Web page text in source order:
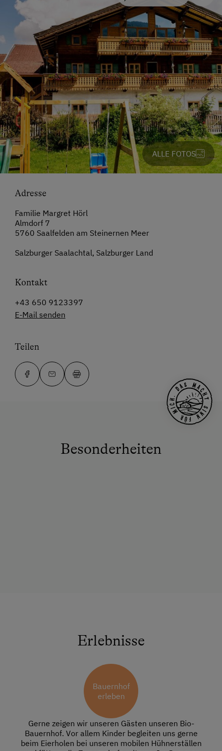
ALLE FOTOS
Adresse
Familie Margret Hörl
Almdorf 7
5760 Saalfelden am Steinernen Meer
Salzburger Saalachtal, Salzburger Land
Kontakt
+43 650 9123397
E-Mail senden
Teilen
Besonderheiten
Erlebnisse
Bauernhof
erleben
Gerne zeigen wir unseren Gästen unseren Bio-
Bauernhof. Vor allem Kinder begleiten uns gerne
beim Eierholen bei unseren mobilen Hühnerställen